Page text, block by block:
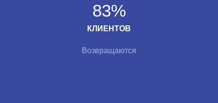
83%
КЛИЕНТОВ
Возвращаются